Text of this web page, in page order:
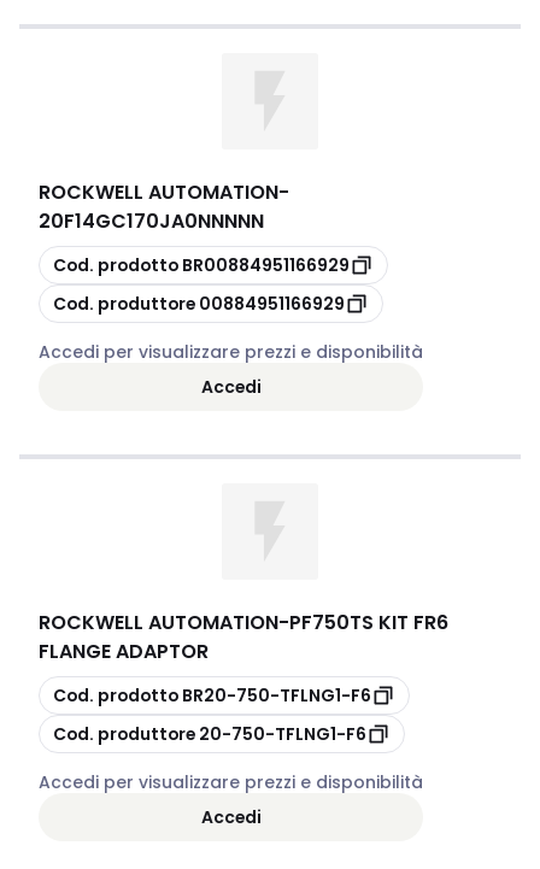
ROCKWELL AUTOMATION-
20F14GC170JA0NNNNN
copia
Cod. prodotto BR00884951166929
copia
Cod. produttore 00884951166929
Accedi per visualizzare prezzi e disponibilità
Accedi
ROCKWELL AUTOMATION-PF750TS KIT FR6
FLANGE ADAPTOR
copia
Cod. prodotto BR20-750-TFLNG1-F6
copia
Cod. produttore 20-750-TFLNG1-F6
Accedi per visualizzare prezzi e disponibilità
Accedi